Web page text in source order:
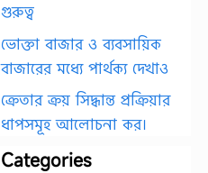
গুরুত্ব
ভোক্তা বাজার ও ব্যবসায়িক
বাজারের মধ্যে পার্থক্য দেখাও
ক্রেতার ক্রয় সিদ্ধান্ত প্রক্রিয়ার
ধাপসমূহ আলোচনা কর।
Categories